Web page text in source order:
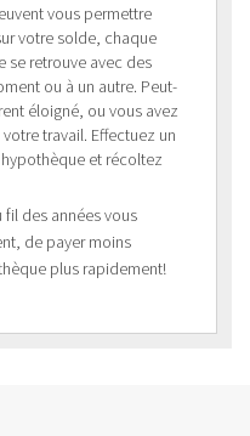
vous permettre
votre solde, chaque
se retrouve avec des
ou à un autre. Peut-
éloigné, ou vous avez
travail. Effectuez un
et récoltez
fil des années vous
de payer moins
plus rapidement!